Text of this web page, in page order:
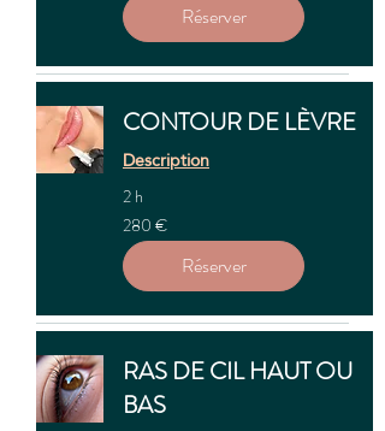
Réserver
CONTOUR DE LÈVRE
Description
2 h
280
euros
280 €
Réserver
RAS DE CIL HAUT OU
BAS